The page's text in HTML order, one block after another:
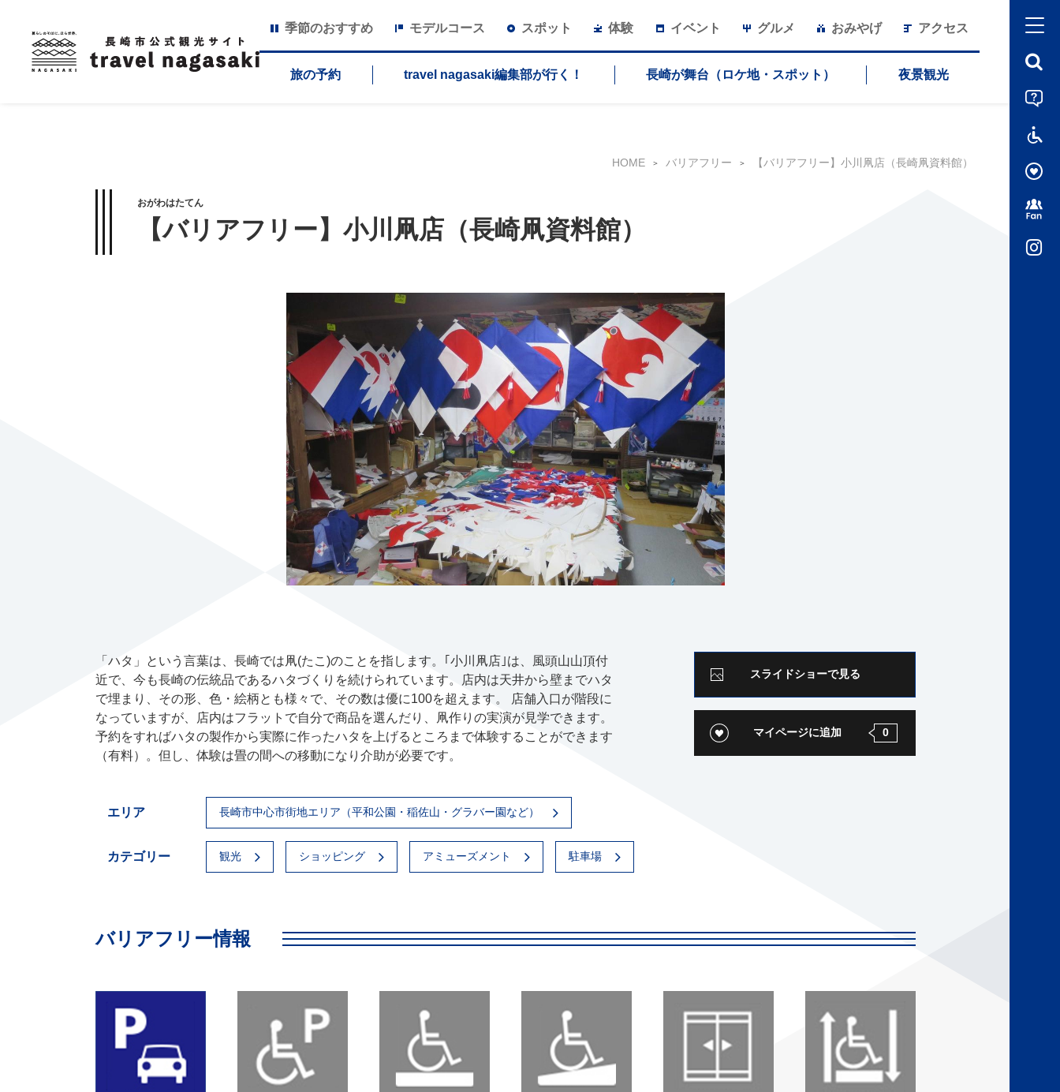
季節のおすすめ モデルコース スポット 体験 イベント グルメ おみやげ アクセス
旅の予約 travel nagasaki編集部が行く！ 長崎が舞台（ロケ地・スポット） 夜景観光
HOME バリアフリー 【バリアフリー】小川凧店（長崎凧資料館）
おがわはたてん
【バリアフリー】小川凧店（長崎凧資料館）
「ハタ」という言葉は、長崎では凧(たこ)のことを指します。｢小川凧店｣は、風頭山山頂付
近で、今も長崎の伝統品であるハタづくりを続けられています。店内は天井から壁までハタ
で埋まり、その形、色・絵柄とも様々で、その数は優に100を超えます。 店舗入口が階段に
なっていますが、店内はフラットで自分で商品を選んだり、凧作りの実演が見学できます。
予約をすればハタの製作から実際に作ったハタを上げるところまで体験することができます
（有料）。但し、体験は畳の間への移動になり介助が必要です。
スライドショーで見る
マイページに追加 0
エリア 長崎市中心市街地エリア（平和公園・稲佐山・グラバー園など）
カテゴリー 観光 ショッピング アミューズメント 駐車場
バリアフリー情報